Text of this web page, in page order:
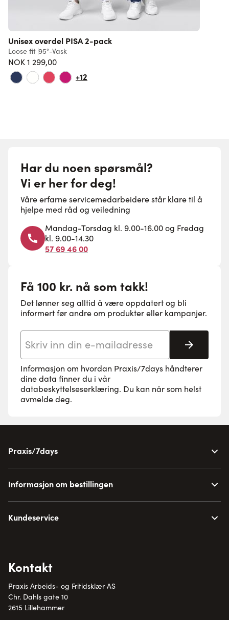
Unisex overdel PISA 2-pack
Loose fit 95°-Vask
NOK 1 299,00
+12
Har du noen spørsmål?
Vi er her for deg!
Våre erfarne servicemedarbeidere står klare til å
hjelpe med råd og veiledning
Mandag-Torsdag kl. 9.00-16.00 og Fredag
kl. 9.00-14.30
57 69 46 00
Få 100 kr. nå som takk!
Det lønner seg alltid å være oppdatert og bli
informert før andre om produkter eller kampanjer.
Informasjon om hvordan Praxis/7days håndterer
dine data finner du i vår
databeskyttelseserklæring. Du kan når som helst
avmelde deg.
Praxis/7days
Informasjon om bestillingen
Kundeservice
Kontakt
Praxis Arbeids- og Fritidsklær AS
Chr. Dahls gate 10
2615 Lillehammer